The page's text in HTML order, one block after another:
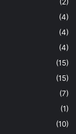
(2)
(4)
(4)
(4)
(15)
(15)
(7)
(1)
(10)